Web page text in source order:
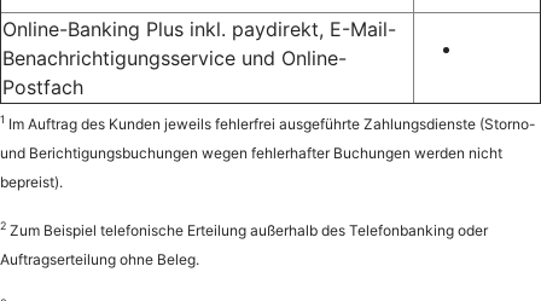
Online-Banking Plus inkl. paydirekt, E-Mail-
Benachrichtigungsservice und Online-
Postfach
1 Im Auftrag des Kunden jeweils fehlerfrei ausgeführte Zahlungsdienste (Storno-
und Berichtigungsbuchungen wegen fehlerhafter Buchungen werden nicht
bepreist).
2 Zum Beispiel telefonische Erteilung außerhalb des Telefonbanking oder
Auftragserteilung ohne Beleg.